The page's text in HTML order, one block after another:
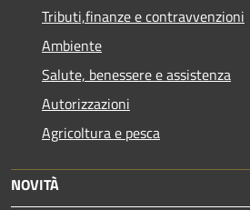
Tributi,finanze e contravvenzioni
Ambiente
Salute, benessere e assistenza
Autorizzazioni
Agricoltura e pesca
NOVITÀ